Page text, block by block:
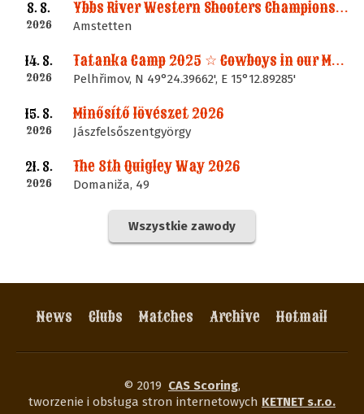
8. 8.
2026
Ybbs River Western Shooters Championship 2026 + LM
Amstetten
14. 8.
2026
Tatanka Camp 2025 ☆ Cowboys in our Memories
Pelhřimov, N 49°24.39662', E 15°12.89285'
15. 8.
2026
Minősítő lövészet 2026
Jászfelsőszentgyörgy
21. 8.
2026
The 8th Quigley Way 2026
Domaniža, 49
Wszystkie zawody
News Clubs Matches Archive Hotmail
© 2019 CAS Scoring,
tworzenie i obsługa stron internetowych KETNET s.r.o.